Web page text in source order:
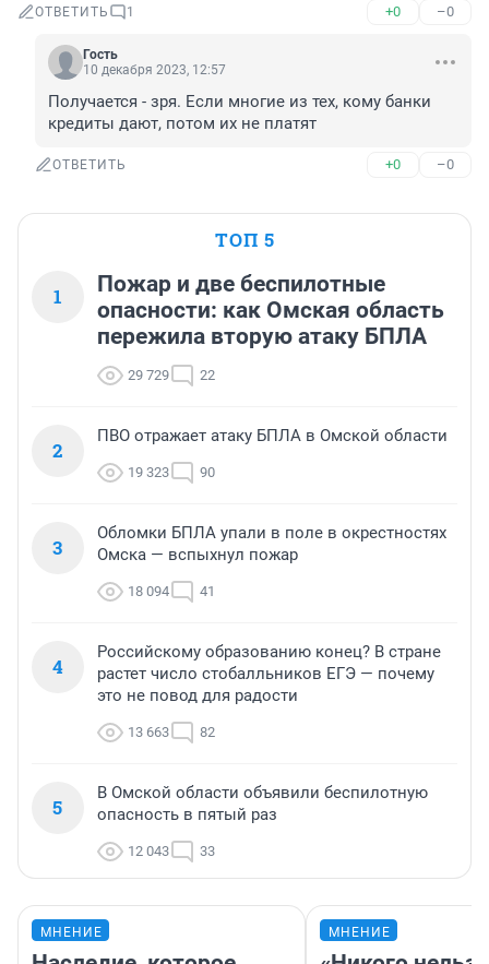
ОТВЕТИТЬ 1 +0 –0
Гость
10 декабря 2023, 12:57
Получается - зря. Если многие из тех, кому банки
кредиты дают, потом их не платят
ОТВЕТИТЬ +0 –0
ТОП 5
1
Пожар и две беспилотные
опасности: как Омская область
пережила вторую атаку БПЛА
29 729 22
2
ПВО отражает атаку БПЛА в Омской области
19 323 90
3
Обломки БПЛА упали в поле в окрестностях
Омска — вспыхнул пожар
18 094 41
4
Российскому образованию конец? В стране
растет число стобалльников ЕГЭ — почему
это не повод для радости
13 663 82
5
В Омской области объявили беспилотную
опасность в пятый раз
12 043 33
МНЕНИЕ МНЕНИЕ